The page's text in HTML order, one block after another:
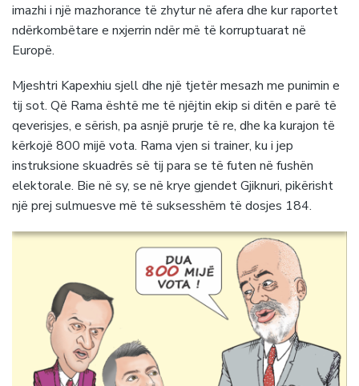
imazhi i një mazhorance të zhytur në afera dhe kur raportet
ndërkombëtare e nxjerrin ndër më të korruptuarat në
Europë.
Mjeshtri Kapexhiu sjell dhe një tjetër mesazh me punimin e
tij sot. Që Rama është me të njëjtin ekip si ditën e parë të
qeverisjes, e sërish, pa asnjë prurje të re, dhe ka kurajon të
kërkojë 800 mijë vota. Rama vjen si trainer, ku i jep
instruksione skuadrës së tij para se të futen në fushën
elektorale. Bie në sy, se në krye gjendet Gjiknuri, pikërisht
një prej sulmuesve më të suksesshëm të dosjes 184.